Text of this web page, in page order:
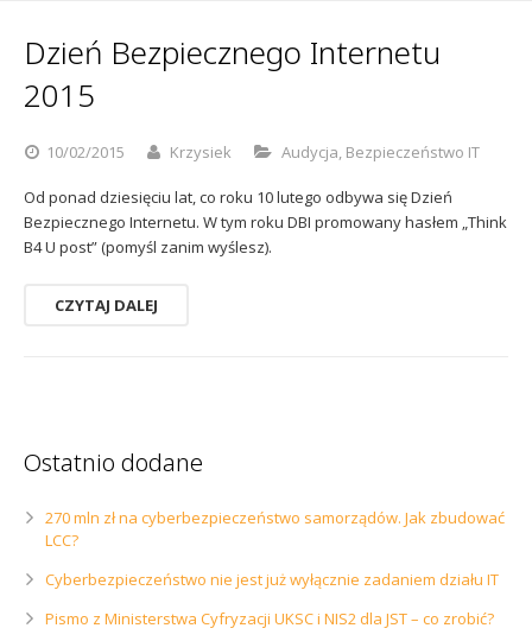
Serwery pocztowe
Sophos
Kontakt
Polityka prywatności
Dzień Bezpiecznego Internetu
2015
10/02/2015 Krzysiek Audycja, Bezpieczeństwo IT
Od ponad dziesięciu lat, co roku 10 lutego odbywa się Dzień
Bezpiecznego Internetu. W tym roku DBI promowany hasłem „Think
B4 U post” (pomyśl zanim wyślesz).
CZYTAJ DALEJ
Ostatnio dodane
270 mln zł na cyberbezpieczeństwo samorządów. Jak zbudować
LCC?
Cyberbezpieczeństwo nie jest już wyłącznie zadaniem działu IT
Pismo z Ministerstwa Cyfryzacji UKSC i NIS2 dla JST – co zrobić?